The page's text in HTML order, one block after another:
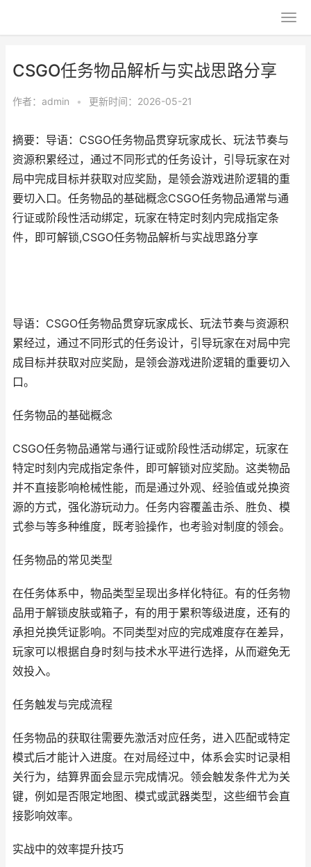
CSGO任务物品解析与实战思路分享
作者： admin • 更新时间：2026-05-21
摘要：导语：CSGO任务物品贯穿玩家成长、玩法节奏与
资源积累经过，通过不同形式的任务设计，引导玩家在对
局中完成目标并获取对应奖励，是领会游戏进阶逻辑的重
要切入口。任务物品的基础概念CSGO任务物品通常与通
行证或阶段性活动绑定，玩家在特定时刻内完成指定条
件，即可解锁,CSGO任务物品解析与实战思路分享
导语：CSGO任务物品贯穿玩家成长、玩法节奏与资源积
累经过，通过不同形式的任务设计，引导玩家在对局中完
成目标并获取对应奖励，是领会游戏进阶逻辑的重要切入
口。
任务物品的基础概念
CSGO任务物品通常与通行证或阶段性活动绑定，玩家在
特定时刻内完成指定条件，即可解锁对应奖励。这类物品
并不直接影响枪械性能，而是通过外观、经验值或兑换资
源的方式，强化游玩动力。任务内容覆盖击杀、胜负、模
式参与等多种维度，既考验操作，也考验对制度的领会。
任务物品的常见类型
在任务体系中，物品类型呈现出多样化特征。有的任务物
品用于解锁皮肤或箱子，有的用于累积等级进度，还有的
承担兑换凭证影响。不同类型对应的完成难度存在差异，
玩家可以根据自身时刻与技术水平进行选择，从而避免无
效投入。
任务触发与完成流程
任务物品的获取往需要先激活对应任务，进入匹配或特定
模式后才能计入进度。在对局经过中，体系会实时记录相
关行为，结算界面会显示完成情况。领会触发条件尤为关
键，例如是否限定地图、模式或武器类型，这些细节会直
接影响效率。
实战中的效率提升技巧